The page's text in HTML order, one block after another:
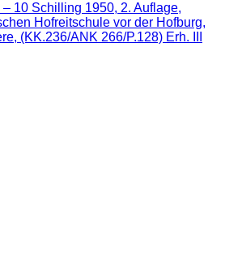
10 Schilling 1950, 2. Auflage,
Hofreitschule vor der Hofburg,
(KK.236/ANK 266/P.128) Erh. III